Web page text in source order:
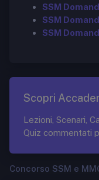
SSM
SSM
SSM
Scopri
Lezioni, Scenari,
Quiz commentati
Concorso SSM e